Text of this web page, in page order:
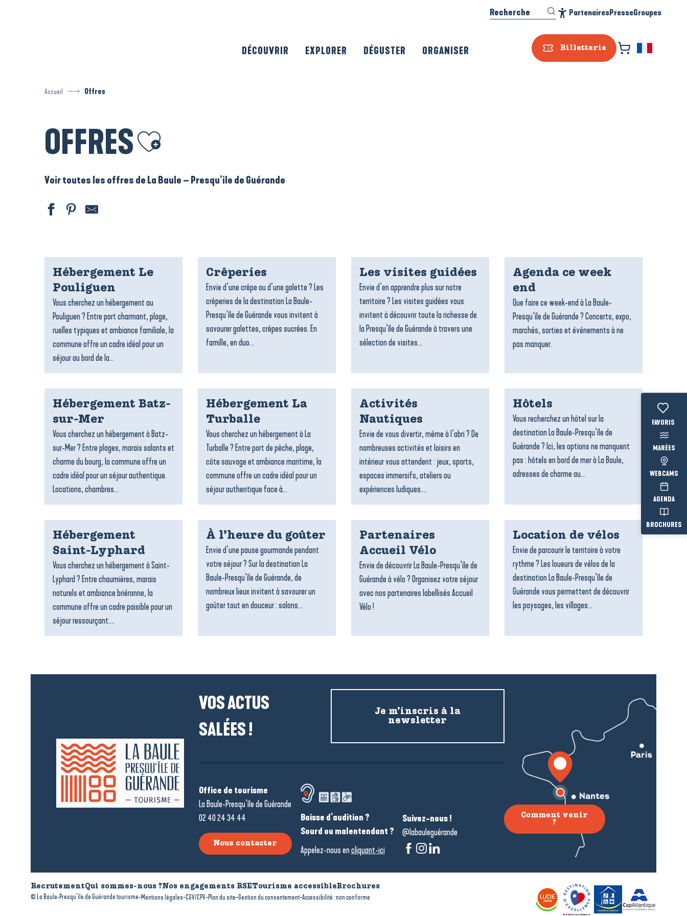
Billetterie
Recherche PartenairesPresseGroupes
DÉCOUVRIR EXPLORER DÉGUSTER ORGANISER
Voir les
MARÉES
WEBCAMS
AGENDA
BROCHURES
Accueil Offres
OFFRES Ajouter aux favoris
Voir toutes les offres de La Baule – Presqu’ile de Guérande
Hébergement Le
Pouliguen
Vous cherchez un hébergement au
Pouliguen ? Entre port charmant, plage,
ruelles typiques et ambiance familiale, la
commune offre un cadre idéal pour un
séjour au bord de la...
Crêperies
Envie d’une crêpe ou d’une galette ? Les
crêperies de la destination La Baule-
Presqu’île de Guérande vous invitent à
savourer galettes, crêpes sucrées. En
famille, en duo...
Les visites guidées
Envie d’en apprendre plus sur notre
territoire ? Les visites guidées vous
invitent à découvrir toute la richesse de
la Presqu’île de Guérande à travers une
sélection de visites...
Agenda ce week
end
Que faire ce week-end à La Baule-
Presqu’île de Guérande ? Concerts, expo,
marchés, sorties et événements à ne
pas manquer.
Hébergement Batz-
sur-Mer
Vous cherchez un hébergement à Batz-
sur-Mer ? Entre plages, marais salants et
charme du bourg, la commune offre un
cadre idéal pour un séjour authentique.
Locations, chambres...
Hébergement La
Turballe
Vous cherchez un hébergement à La
Turballe ? Entre port de pêche, plage,
côte sauvage et ambiance maritime, la
commune offre un cadre idéal pour un
séjour authentique face à...
Activités
Nautiques
Envie de vous divertir, même à l’abri ? De
nombreuses activités et loisirs en
intérieur vous attendent : jeux, sports,
espaces immersifs, ateliers ou
expériences ludiques....
Hôtels
Vous recherchez un hôtel sur la
destination La Baule-Presqu’île de
Guérande ? Ici, les options ne manquent
pas : hôtels en bord de mer à La Baule,
adresses de charme au...
Hébergement
Saint-Lyphard
Vous cherchez un hébergement à Saint-
Lyphard ? Entre chaumières, marais
naturels et ambiance briéronne, la
commune offre un cadre paisible pour un
séjour ressourçant....
À l’heure du goûter
Envie d’une pause gourmande pendant
votre séjour ? Sur la destination La
Baule-Presqu’île de Guérande, de
nombreux lieux invitent à savourer un
goûter tout en douceur : salons...
Partenaires
Accueil Vélo
Envie de découvrir La Baule-Presqu’île de
Guérande à vélo ? Organisez votre séjour
avec nos partenaires labellisés Accueil
Vélo !
Location de vélos
Envie de parcourir le territoire à votre
rythme ? Les loueurs de vélos de la
destination La Baule-Presqu’île de
Guérande vous permettent de découvrir
les paysages, les villages...
VOS ACTUS
SALÉES !
Je m’inscris à la
newsletter
Office de tourisme
La Baule-Presqu’île de Guérande
02 40 24 34 44
Nous contacter
Baisse d’audition ?
Sourd ou malentendant ?
Appelez-nous encliquant-ici
Suivez-nous !
@labauleguérande
Comment venir
?
RecrutementQui sommes-nous ?Nos engagements RSETourisme accessibleBrochures
© La Baule-Presqu’île de Guérande tourisme-Mentions légales-CGV/CPV-Plan du site-Gestion du consentement-Accessibilité : non conforme